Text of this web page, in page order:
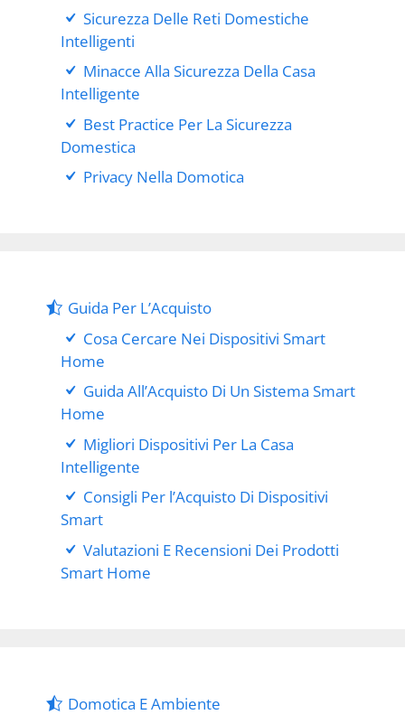
Sicurezza Delle Reti Domestiche
Intelligenti
Minacce Alla Sicurezza Della Casa
Intelligente
Best Practice Per La Sicurezza
Domestica
Privacy Nella Domotica
Guida Per L’Acquisto
Cosa Cercare Nei Dispositivi Smart
Home
Guida All’Acquisto Di Un Sistema Smart
Home
Migliori Dispositivi Per La Casa
Intelligente
Consigli Per l’Acquisto Di Dispositivi
Smart
Valutazioni E Recensioni Dei Prodotti
Smart Home
Domotica E Ambiente